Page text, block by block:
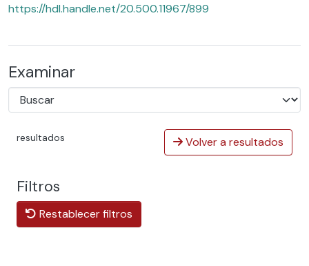
https://hdl.handle.net/20.500.11967/899
Examinar
resultados Volver a resultados
Filtros
Restablecer filtros